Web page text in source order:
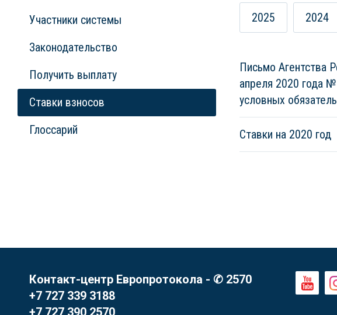
Участники системы
Законодательство
Получить выплату
Ставки взносов
Глоссарий
2025 2024
Письмо Агентства
апреля 2020 года
условных
Ставки на 2020 год
Контакт-центр Европротокола - ✆ 2570
+7 727 339 3188
+7 727 390 2570